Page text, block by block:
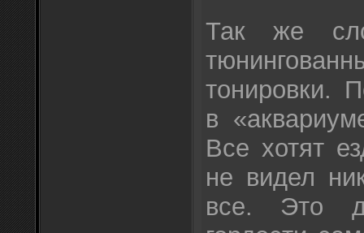
Так же
тонировки.
в
Все хотят
не видел
все. Это